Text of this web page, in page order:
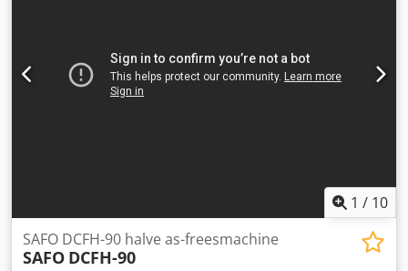
1 / 10
SAFO DCFH-90 halve as-freesmachine
SAFO DCFH-90